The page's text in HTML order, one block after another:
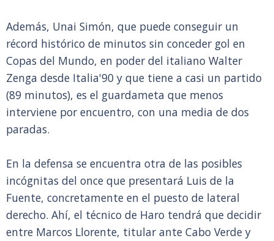
Además, Unai Simón, que puede conseguir un
récord histórico de minutos sin conceder gol en
Copas del Mundo, en poder del italiano Walter
Zenga desde Italia'90 y que tiene a casi un partido
(89 minutos), es el guardameta que menos
interviene por encuentro, con una media de dos
paradas.
En la defensa se encuentra otra de las posibles
incógnitas del once que presentará Luis de la
Fuente, concretamente en el puesto de lateral
derecho. Ahí, el técnico de Haro tendrá que decidir
entre Marcos Llorente, titular ante Cabo Verde y